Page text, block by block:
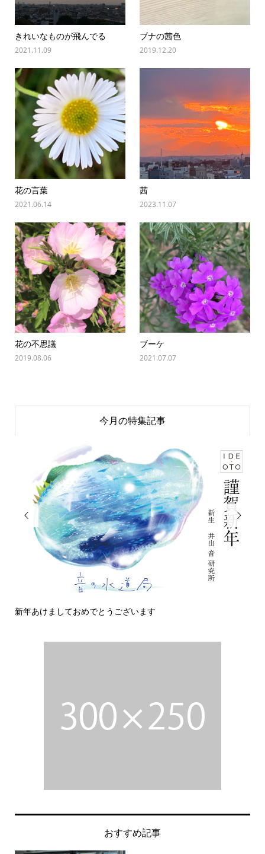
きれいなものが飛んでる
2021.11.09
ブナの茜色
2019.12.20
花の言葉
2021.06.14
茜
2023.11.07
花の不思議
2019.08.06
ブーケ
2021.07.07
今月の特集記事

新年あけましておめでとうございます

おすすめ記事